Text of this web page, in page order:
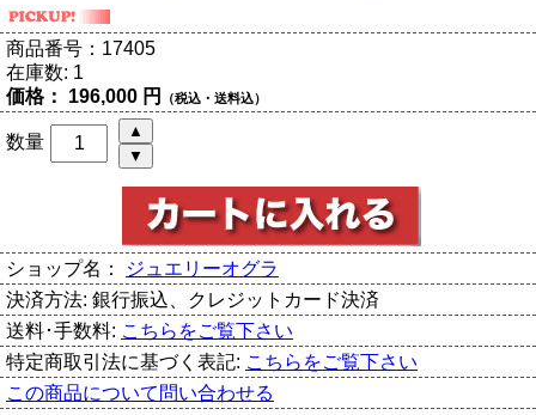
商品番号： 17405
在庫数: 1
価格： 196,000 円 （税込・送料込）
数量
ショップ名：
ジュエリーオグラ
決済方法: 銀行振込、クレジットカード決済
送料･手数料: こちらをご覧下さい
特定商取引法に基づく表記: こちらをご覧下さい
この商品について問い合わせる